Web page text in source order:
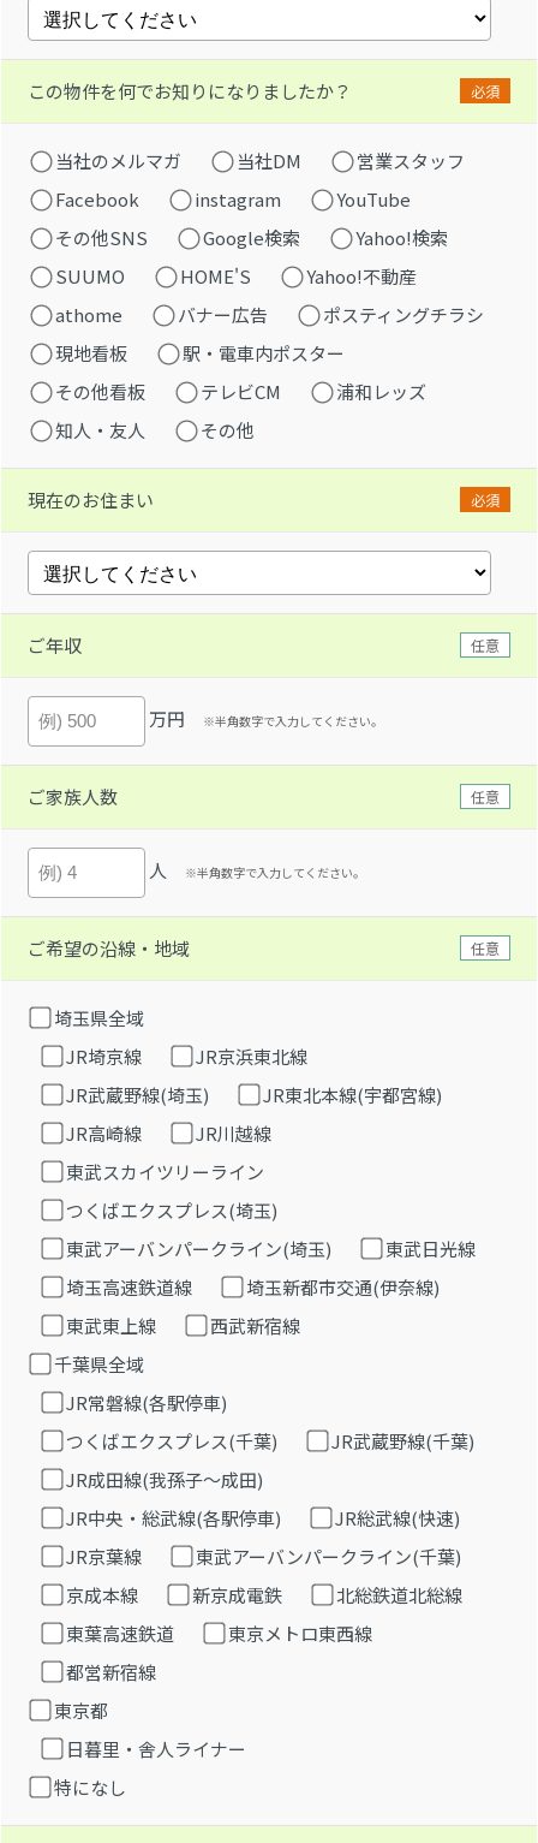
この物件を何でお知りになりましたか？ 必須
当社のメルマガ 当社DM
営業スタッフ
Facebook
instagram
YouTube
その他SNS
Google検索
Yahoo!検索
SUUMO
HOME'S
Yahoo!不動産
athome
バナー広告
ポスティングチラシ
現地看板
駅・電車内ポスター
その他看板
テレビCM
浦和レッズ
知人・友人
その他
現在のお住まい 必須
ご年収 任意
万円 ※半角数字で入力してください。
ご家族人数 任意
人 ※半角数字で入力してください。
ご希望の沿線・地域 任意
埼玉県全域
JR埼京線
JR京浜東北線
JR武蔵野線(埼玉)
JR東北本線(宇都宮線)
JR高崎線
JR川越線
東武スカイツリーライン
つくばエクスプレス(埼玉)
東武アーバンパークライン(埼玉)
東武日光線
埼玉高速鉄道線
埼玉新都市交通(伊奈線)
東武東上線
西武新宿線
千葉県全域
JR常磐線(各駅停車)
つくばエクスプレス(千葉)
JR武蔵野線(千葉)
JR成田線(我孫子～成田)
JR中央・総武線(各駅停車)
JR総武線(快速)
JR京葉線
東武アーバンパークライン(千葉)
京成本線
新京成電鉄
北総鉄道北総線
東葉高速鉄道
東京メトロ東西線
都営新宿線
東京都
日暮里・舎人ライナー
特になし